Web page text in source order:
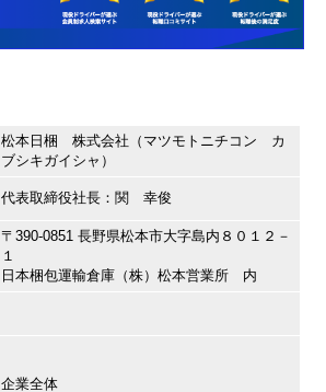
松本日梱 株式会社（マツモトニチコン カ
ブシキガイシャ）
代表取締役社長：関 幸俊
〒390-0851 長野県松本市大字島内８０１２－
１
日本梱包運輸倉庫（株）松本営業所 内
企業全体